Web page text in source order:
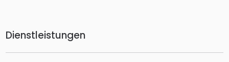
Dienstleistungen